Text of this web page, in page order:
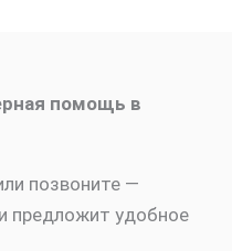
помощь в
позвоните —
предложит удобное